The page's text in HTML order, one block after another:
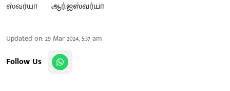
ஆர்.ஐஸ்வர்யா
Updated on:29 Mar 2024, 5:37 am
Follow Us